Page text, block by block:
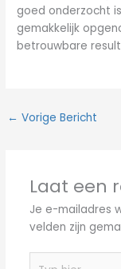
goed onderzocht
gemakkelijk
betrouwbare
← Vorige Bericht
Laat een
Je e-mailadres
velden zijn